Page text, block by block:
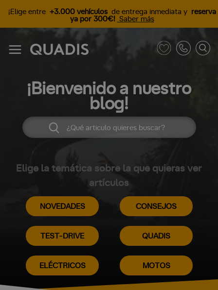
¡Elige entre +3.000 vehículos de entrega inmediata y reserva
ya por 300€!
Saber más
¡Bienvenido a nuestro
blog!
Elige la temática sobre la que quieras ver
artículos
NOVEDADES CONSEJOS
TEST-DRIVE QUADIS
ELÉCTRICOS MOTOS